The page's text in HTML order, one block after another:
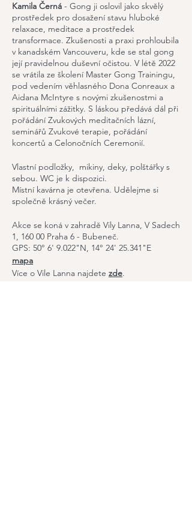
Kamila Černá - Gong ji oslovil jako skvělý
prostředek pro dosažení stavu hluboké
relaxace, meditace a prostředek
transformace. Zkušenosti a praxi prohloubila
v kanadském Vancouveru, kde se stal gong
její pravidelnou duševní očistou. V létě 2022
se vrátila ze školení Master Gong Trainingu,
pod vedením věhlasného Dona Conreaux a
Aidana McIntyre s novými zkušenostmi a
spirituálními zážitky. S láskou předává dál při
pořádání Zvukových meditačních lázní,
seminářů Zvukové terapie, pořádání
koncertů a Celonočních Ceremonií.
Vlastní podložky, mikiny, deky, polštářky s
sebou. WC je k dispozici.
Místní kavárna je otevřena. Udělejme si
společně krásný večer.
Akce se koná v zahradě Vily Lanna, V Sadech
1, 160 00 Praha 6 - Bubeneč.
GPS: 50° 6' 9.022"N, 14° 24' 25.341"E
mapa
Více o Vile Lanna najdete zde.